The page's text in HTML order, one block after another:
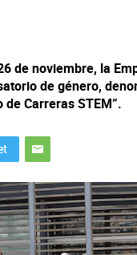
de noviembre, la
de género,
Carreras STEM”.